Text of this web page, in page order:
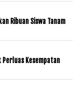
Ribuan Siswa Tanam
Perluas Kesempatan